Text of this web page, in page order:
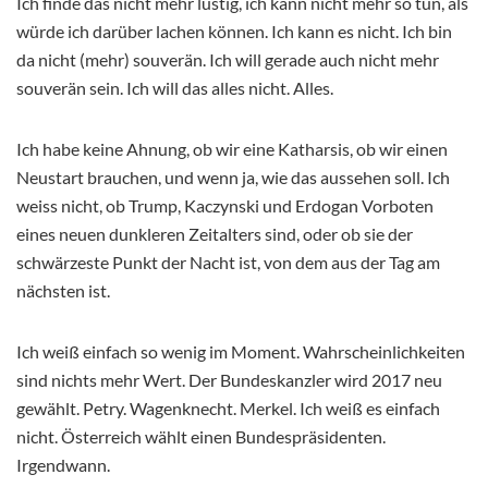
würde ich darüber lachen können. Ich kann es nicht. Ich bin
da nicht (mehr) souverän. Ich will gerade auch nicht mehr
souverän sein. Ich will das alles nicht. Alles.
Ich habe keine Ahnung, ob wir eine Katharsis, ob wir einen
Neustart brauchen, und wenn ja, wie das aussehen soll. Ich
weiss nicht, ob Trump, Kaczynski und Erdogan Vorboten
eines neuen dunkleren Zeitalters sind, oder ob sie der
schwärzeste Punkt der Nacht ist, von dem aus der Tag am
nächsten ist.
Ich weiß einfach so wenig im Moment. Wahrscheinlichkeiten
sind nichts mehr Wert. Der Bundeskanzler wird 2017 neu
gewählt. Petry. Wagenknecht. Merkel. Ich weiß es einfach
nicht. Österreich wählt einen Bundespräsidenten.
Irgendwann.